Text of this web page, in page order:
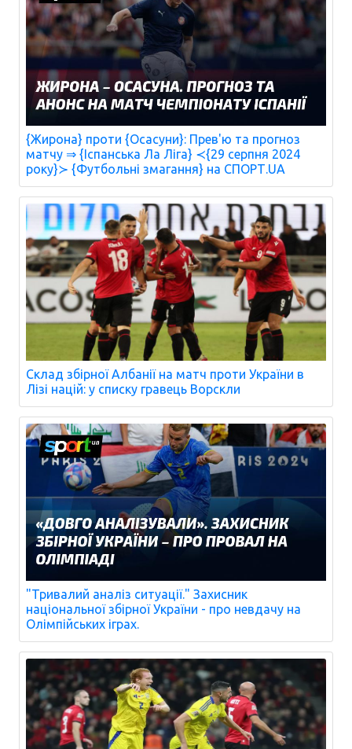
{Жирона} проти {Осасуни}: Прев'ю та прогноз
матчу ⇒ {Іспанська Ла Ліга} ≺{29 серпня 2024
року}≻ {Футбольні змагання} на СПОРТ.UA
Склад збірної Албанії на матч проти України в
Лізі націй: у списку гравець Ворскли
"Тривалий аналіз ситуації." Захисник
національної збірної України - про невдачу на
Олімпійських іграх.